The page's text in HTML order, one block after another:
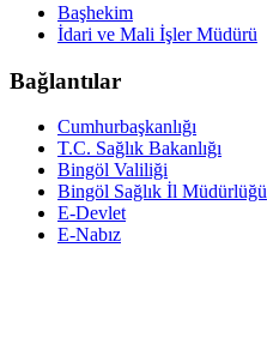
Başhekim
İdari ve Mali İşler Müdürü
Bağlantılar
Cumhurbaşkanlığı
T.C. Sağlık Bakanlığı
Bingöl Valiliği
Bingöl Sağlık İl Müdürlüğü
E-Devlet
E-Nabız